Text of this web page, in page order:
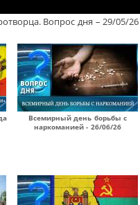
Вопрос дня – 29/05/26
Всемирный день борьбы с
наркоманией - 26/06/26